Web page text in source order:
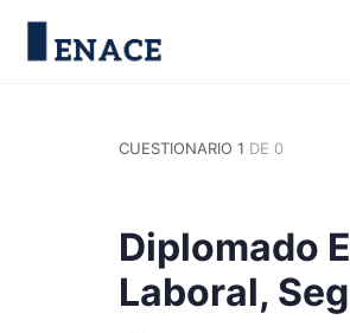
CUESTIONARIO 1 DE 0
Diplomado
Laboral,